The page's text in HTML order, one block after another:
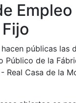
públicas las
Público de la
Real Casa de la